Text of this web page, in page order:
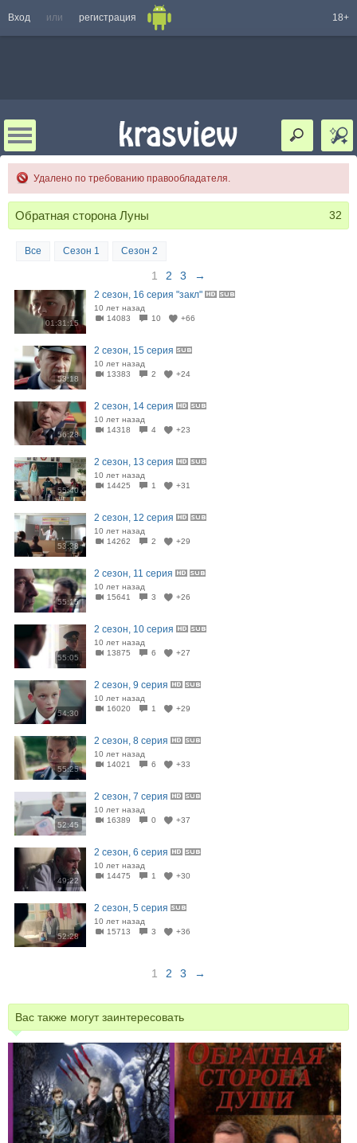
Вход или регистрация 18+
Удалено по требованию правообладателя.
Обратная сторона Луны 32
Все Сезон 1 Сезон 2
1 2 3 →
01:31:15
2 сезон, 16 серия "закл"
10 лет назад
14083
10 +66
53:18
2 сезон, 15 серия
10 лет назад
13383
2 +24
56:28
2 сезон, 14 серия
10 лет назад
14318
4 +23
55:40
2 сезон, 13 серия
10 лет назад
14425
1 +31
53:38
2 сезон, 12 серия
10 лет назад
14262
2 +29
55:15
2 сезон, 11 серия
10 лет назад
15641
3 +26
55:05
2 сезон, 10 серия
10 лет назад
13875
6 +27
54:30
2 сезон, 9 серия
10 лет назад
16020
1 +29
55:25
2 сезон, 8 серия
10 лет назад
14021
6 +33
52:45
2 сезон, 7 серия
10 лет назад
16389
0 +37
49:22
2 сезон, 6 серия
10 лет назад
14475
1 +30
52:28
2 сезон, 5 серия
10 лет назад
15713
3 +36
1 2 3 →
Вас также могут заинтересовать